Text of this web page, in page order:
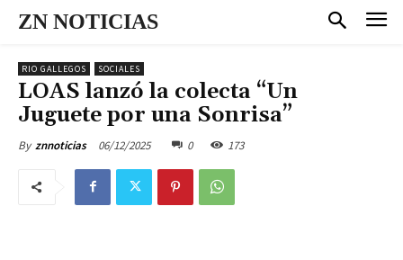
ZN NOTICIAS
RIO GALLEGOS SOCIALES
LOAS lanzó la colecta “Un
Juguete por una Sonrisa”
By znnoticias 06/12/2025 0 173